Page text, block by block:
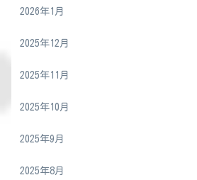
2026年1月
2025年12月
2025年11月
2025年10月
2025年9月
2025年8月